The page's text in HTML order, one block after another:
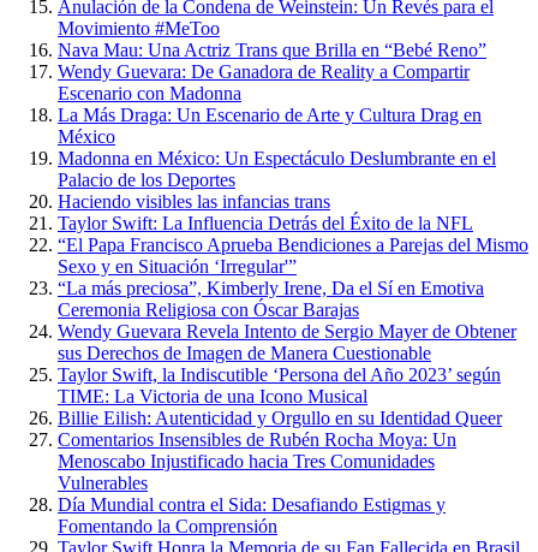
Anulación de la Condena de Weinstein: Un Revés para el
Movimiento #MeToo
Nava Mau: Una Actriz Trans que Brilla en “Bebé Reno”
Wendy Guevara: De Ganadora de Reality a Compartir
Escenario con Madonna
La Más Draga: Un Escenario de Arte y Cultura Drag en
México
Madonna en México: Un Espectáculo Deslumbrante en el
Palacio de los Deportes
Haciendo visibles las infancias trans
Taylor Swift: La Influencia Detrás del Éxito de la NFL
“El Papa Francisco Aprueba Bendiciones a Parejas del Mismo
Sexo y en Situación ‘Irregular'”
“La más preciosa”, Kimberly Irene, Da el Sí en Emotiva
Ceremonia Religiosa con Óscar Barajas
Wendy Guevara Revela Intento de Sergio Mayer de Obtener
sus Derechos de Imagen de Manera Cuestionable
Taylor Swift, la Indiscutible ‘Persona del Año 2023’ según
TIME: La Victoria de una Icono Musical
Billie Eilish: Autenticidad y Orgullo en su Identidad Queer
Comentarios Insensibles de Rubén Rocha Moya: Un
Menoscabo Injustificado hacia Tres Comunidades
Vulnerables
Día Mundial contra el Sida: Desafiando Estigmas y
Fomentando la Comprensión
Taylor Swift Honra la Memoria de su Fan Fallecida en Brasil